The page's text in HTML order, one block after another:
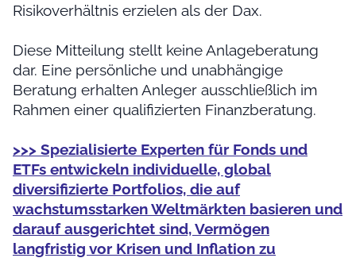
Risikoverhältnis erzielen als der Dax.
Diese Mitteilung stellt keine Anlageberatung
dar. Eine persönliche und unabhängige
Beratung erhalten Anleger ausschließlich im
Rahmen einer qualifizierten Finanzberatung.
>>> Spezialisierte Experten für Fonds und
ETFs entwickeln individuelle, global
diversifizierte Portfolios, die auf
wachstumsstarken Weltmärkten basieren und
darauf ausgerichtet sind, Vermögen
langfristig vor Krisen und Inflation zu